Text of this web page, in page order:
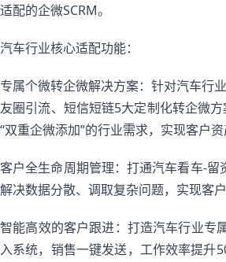
适配的企微SCRM。
汽车行业核心适配功能：
专属个微转企微解决方案：针对汽车行
友圈引流、短信短链5大定制化转企微
“双重企微添加”的行业需求，实现客户资
客户全生命周期管理：打通汽车看车-
解决数据分散、调取复杂问题，实现客
智能高效的客户跟进：打造汽车行业专
入系统，销售一键发送，工作效率提升